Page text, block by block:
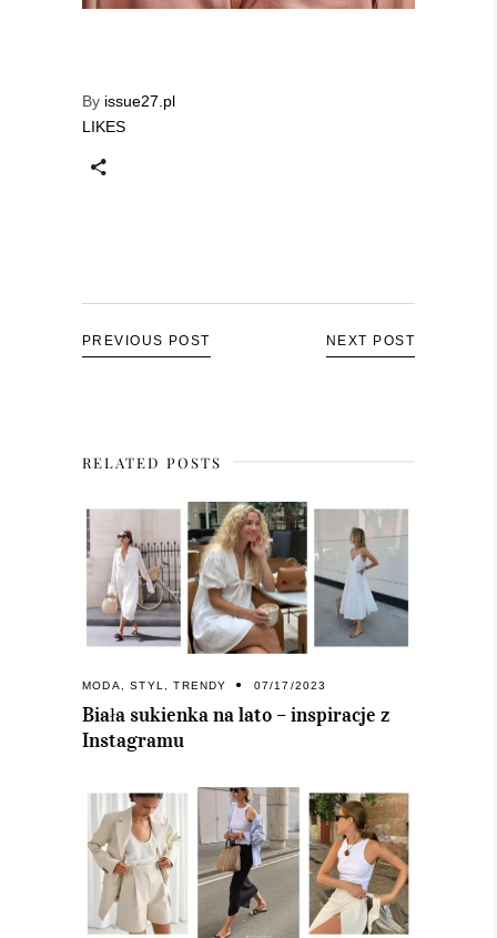
By issue27.pl
LIKES
PREVIOUS POST NEXT POST
RELATED POSTS
MODA,STYL,TRENDY 07/17/2023
Biała sukienka na lato – inspiracje z
Instagramu